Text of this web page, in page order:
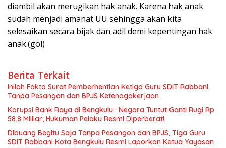
diambil akan merugikan hak anak. Karena hak anak
sudah menjadi amanat UU sehingga akan kita
selesaikan secara bijak dan adil demi kepentingan hak
anak.(gol)
Berita Terkait
Inilah Fakta Surat Pemberhentian Ketiga Guru SDIT Rabbani
Tanpa Pesangon dan BPJS Ketenagakerjaan
Korupsi Bank Raya di Bengkulu : Negara Tuntut Ganti Rugi Rp
58,8 Milliar, Hukuman Pelaku Resmi Diperberat!
Dibuang Begitu Saja Tanpa Pesangon dan BPJS, Tiga Guru
SDIT Rabbani Kota Bengkulu Resmi Laporkan Ketua Yayasan